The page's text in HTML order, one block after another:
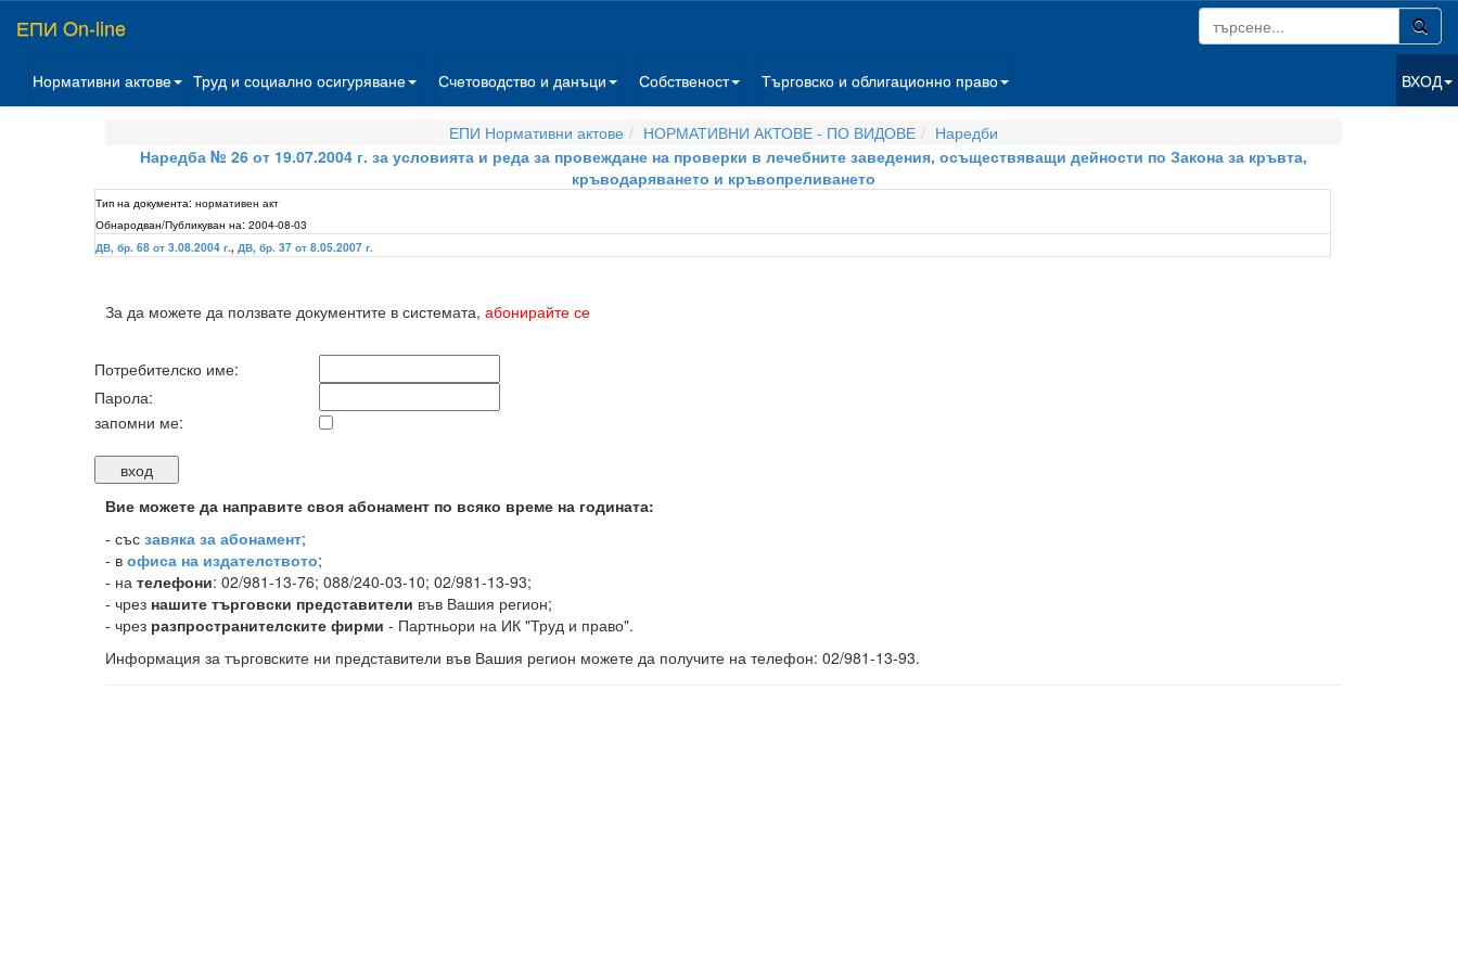
ЕПИ On-line
Нормативни актове Труд и социално осигуряване Счетоводство и данъци Собственост Търговско и облигационно право ВХОД
ЕПИ Нормативни актове НОРМАТИВНИ АКТОВЕ - ПО ВИДОВЕ
Наредби
Наредба № 26 от 19.07.2004 г. за условията и реда за провеждане на проверки в лечебните заведения, осъществяващи дейности по Закона за кръвта,
кръводаряването и кръвопреливането
Тип на документа: нормативен акт
Обнародван/Публикуван на: 2004-08-03
ДВ, бр. 68 от 3.08.2004 г., ДВ, бр. 37 от 8.05.2007 г.
За да можете да ползвате документите в системата, абонирайте се
Потребителско име:
Парола:
запомни ме:
Вие можете да направите своя абонамент по всяко време на годината:
- със завяка за абонамент;
- в офиса на издателството;
- на телефони: 02/981-13-76; 088/240-03-10; 02/981-13-93;
- чрез нашите търговски представители във Вашия регион;
- чрез разпространителските фирми - Партньори на ИК "Труд и право".
Информация за търговските ни представители във Вашия регион можете да получите на телефон: 02/981-13-93.